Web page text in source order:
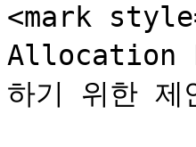
<mark
Allocation
하기 위한 제